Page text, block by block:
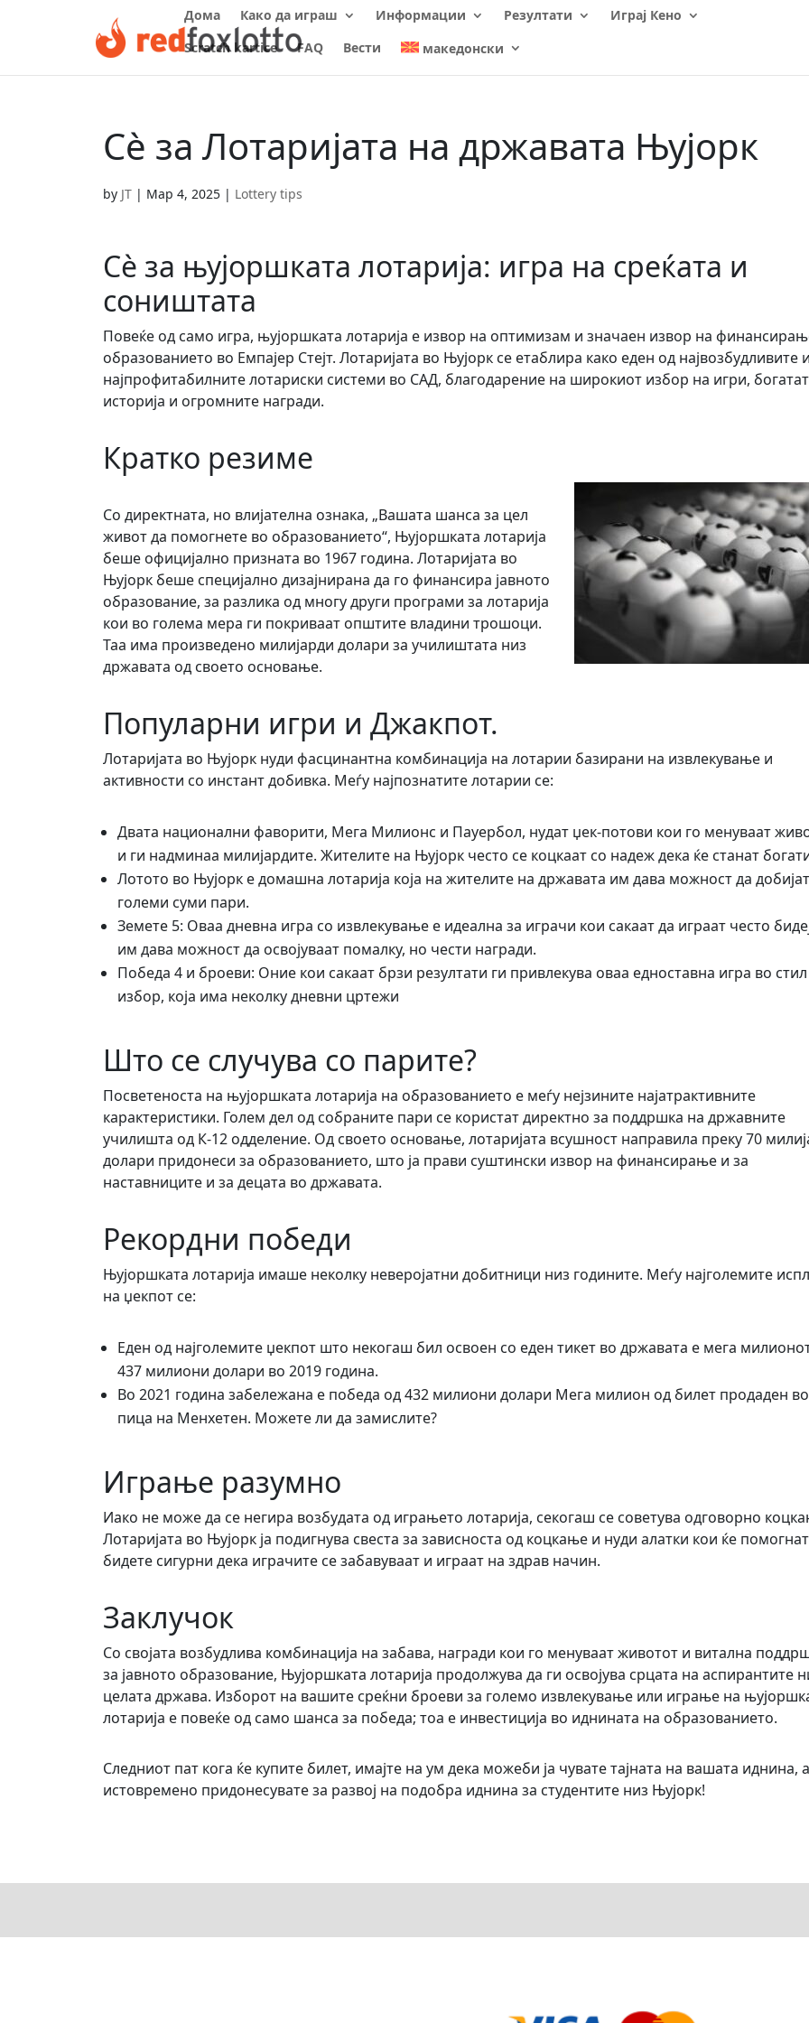
Дома Како да играш Информации Резултати
Играј Кено
Scratch kartice
FAQ Вести македонски
Сè за Лотаријата на државата Њујорк
by JT | Мар 4, 2025 | Lottery tips
Сè за њујоршката лотарија: игра на среќата и
соништата
Повеќе од само игра, њујоршката лотарија е извор на оптимизам и значаен извор на
образованието во Емпајер Стејт. Лотаријата во Њујорк се етаблира како еден од највозбудливите и
најпрофитабилните лотариски системи во САД, благодарение на широкиот избор на игри,
историја и огромните награди.
Кратко резиме
Со директната, но влијателна ознака, „Вашата шанса за цел
живот да помогнете во образованието“, Њујоршката лотарија
беше официјално призната во 1967 година. Лотаријата во
Њујорк беше специјално дизајнирана да го финансира јавното
образование, за разлика од многу други програми за лотарија
кои во голема мера ги покриваат општите владини трошоци.
Таа има произведено милијарди долари за училиштата низ
државата од своето основање.
Популарни игри и Джакпот.
Лотаријата во Њујорк нуди фасцинантна комбинација на лотарии базирани на извлекување и
активности со инстант добивка. Меѓу најпознатите лотарии се:
Двата национални фаворити, Мега Милионс и Пауербол, нудат џек-потови кои го менуваат
и ги надминаа милијардите. Жителите на Њујорк често се коцкаат со надеж дека ќе станат
Лотото во Њујорк е домашна лотарија која на жителите на државата им дава можност да добијат
големи суми пари.
Земете 5: Оваа дневна игра со извлекување е идеална за играчи кои сакаат да играат често
им дава можност да освојуваат помалку, но чести награди.
Победа 4 и броеви: Оние кои сакаат брзи резултати ги привлекува оваа едноставна игра во
избор, која има неколку дневни цртежи
Што се случува со парите?
Посветеноста на њујоршката лотарија на образованието е меѓу нејзините најатрактивните
карактеристики. Голем дел од собраните пари се користат директно за поддршка на државните
училишта од К-12 одделение. Од своето основање, лотаријата всушност направила преку 70
долари придонеси за образованието, што ја прави суштински извор на финансирање и за
наставниците и за децата во државата.
Рекордни победи
Њујоршката лотарија имаше неколку неверојатни добитници низ годините. Меѓу најголемите
на џекпот се:
Еден од најголемите џекпот што некогаш бил освоен со еден тикет во државата е мега
437 милиони долари во 2019 година.
Во 2021 година забележана е победа од 432 милиони долари Мега милион од билет продаден во
пица на Менхетен. Можете ли да замислите?
Играње разумно
Иако не може да се негира возбудата од играњето лотарија, секогаш се советува одговорно
Лотаријата во Њујорк ја подигнува свеста за зависноста од коцкање и нуди алатки кои ќе
бидете сигурни дека играчите се забавуваат и играат на здрав начин.
Заклучок
Со својата возбудлива комбинација на забава, награди кои го менуваат животот и витална
за јавното образование, Њујоршката лотарија продолжува да ги освојува срцата на аспирантите
целата држава. Изборот на вашите среќни броеви за големо извлекување или играње на
лотарија е повеќе од само шанса за победа; тоа е инвестиција во иднината на образованието.
Следниот пат кога ќе купите билет, имајте на ум дека можеби ја чувате тајната на вашата иднина, а
истовремено придонесувате за развој на подобра иднина за студентите низ Њујорк!